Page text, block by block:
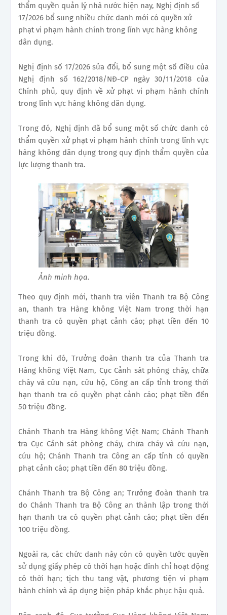
thẩm quyền quản lý nhà nước hiện nay, Nghị định số
17/2026 bổ sung nhiều chức danh mới có quyền xử
phạt vi phạm hành chính trong lĩnh vực hàng không
dân dụng.
Nghị định số 17/2026 sửa đổi, bổ sung một số điều của
Nghị định số 162/2018/NĐ-CP ngày 30/11/2018 của
Chính phủ, quy định về xử phạt vi phạm hành chính
trong lĩnh vực hàng không dân dụng.
Trong đó, Nghị định đã bổ sung một số chức danh có
thẩm quyền xử phạt vi phạm hành chính trong lĩnh vực
hàng không dân dụng trong quy định thẩm quyền của
lực lượng thanh tra.
Ảnh minh họa.
Theo quy định mới, thanh tra viên Thanh tra Bộ Công
an, thanh tra Hàng không Việt Nam trong thời hạn
thanh tra có quyền phạt cảnh cáo; phạt tiền đến 10
triệu đồng.
Trong khi đó, Trưởng đoàn thanh tra của Thanh tra
Hàng không Việt Nam, Cục Cảnh sát phòng cháy, chữa
cháy và cứu nạn, cứu hộ, Công an cấp tỉnh trong thời
hạn thanh tra có quyền phạt cảnh cáo; phạt tiền đến
50 triệu đồng.
Chánh Thanh tra Hàng không Việt Nam; Chánh Thanh
tra Cục Cảnh sát phòng cháy, chữa cháy và cứu nạn,
cứu hộ; Chánh Thanh tra Công an cấp tỉnh có quyền
phạt cảnh cáo; phạt tiền đến 80 triệu đồng.
Chánh Thanh tra Bộ Công an; Trưởng đoàn thanh tra
do Chánh Thanh tra Bộ Công an thành lập trong thời
hạn thanh tra có quyền phạt cảnh cáo; phạt tiền đến
100 triệu đồng.
Ngoài ra, các chức danh này còn có quyền tước quyền
sử dụng giấy phép có thời hạn hoặc đình chỉ hoạt động
có thời hạn; tịch thu tang vật, phương tiện vi phạm
hành chính và áp dụng biện pháp khắc phục hậu quả.